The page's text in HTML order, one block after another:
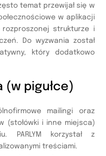
temat przewijał się w
w aplikacji
strukturze i
Do wyzwania został
który dodatkowo
(w pigułce)
mailingi oraz
(stołówki i inne miejsca)
PARLYM korzystał z
treściami.